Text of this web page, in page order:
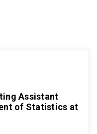
Assistant
of Statistics at